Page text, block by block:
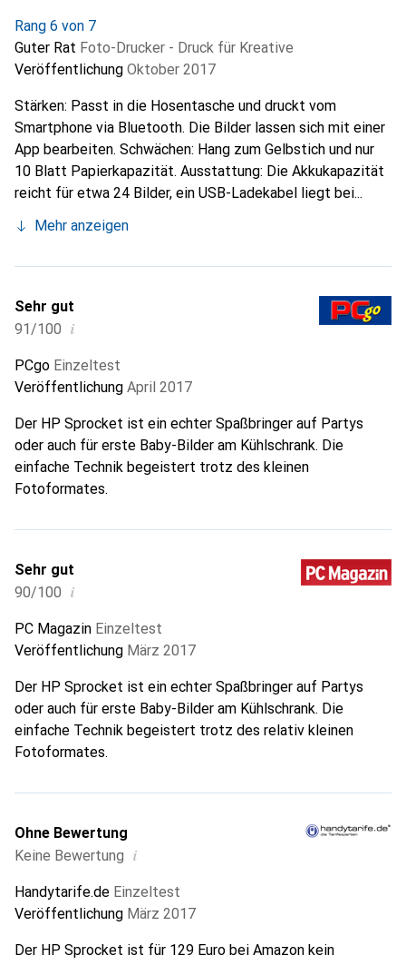
Rang 6 von 7
Guter Rat Foto-Drucker - Druck für Kreative
Veröffentlichung Oktober 2017
Stärken: Passt in die Hosentasche und druckt vom
Smartphone via Bluetooth. Die Bilder lassen sich mit einer
App bearbeiten. Schwächen: Hang zum Gelbstich und nur
10 Blatt Papierkapazität. Ausstattung: Die Akkukapazität
reicht für etwa 24 Bilder, ein USB-Ladekabel liegt bei...
Mehr anzeigen
Sehr gut
91/100 i
PCgo Einzeltest
Veröffentlichung April 2017
Der HP Sprocket ist ein echter Spaßbringer auf Partys
oder auch für erste Baby-Bilder am Kühlschrank. Die
einfache Technik begeistert trotz des kleinen
Fotoformates.
Sehr gut
90/100 i
PC Magazin Einzeltest
Veröffentlichung März 2017
Der HP Sprocket ist ein echter Spaßbringer auf Partys
oder auch für erste Baby-Bilder am Kühlschrank. Die
einfache Technik begeistert trotz des relativ kleinen
Fotoformates.
Ohne Bewertung
Keine Bewertung i
Handytarife.de Einzeltest
Veröffentlichung März 2017
Der HP Sprocket ist für 129 Euro bei Amazon kein